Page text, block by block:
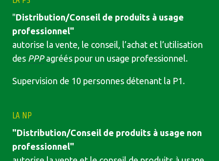
"Distribution/Conseil de produits à usage
professionnel"
autorise la vente, le conseil, l’achat et l’utilisation
des PPPagréés pour un usage professionnel.
Supervision de 10 personnes détenant la P1.
LA NP
"Distribution/Conseil de produits à usage non
professionnel"